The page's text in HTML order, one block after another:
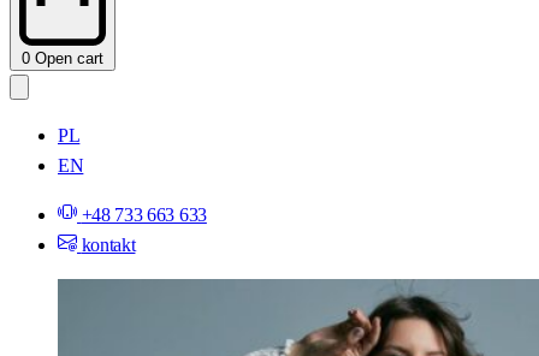
0 Open cart
PL
EN
+48 733 663 633
kontakt